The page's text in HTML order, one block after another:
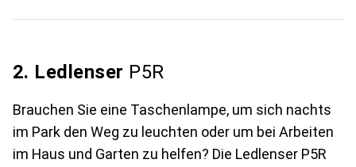
2. Ledlenser P5R
Brauchen Sie eine Taschenlampe, um sich nachts
im Park den Weg zu leuchten oder um bei Arbeiten
im Haus und Garten zu helfen? Die Ledlenser P5R